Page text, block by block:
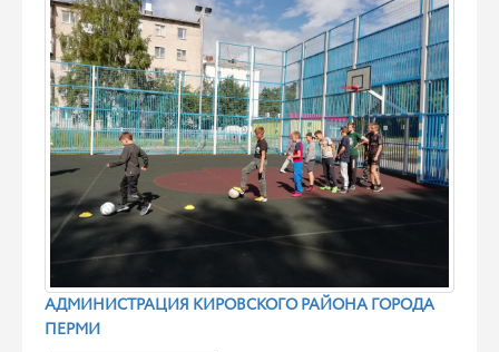
АДМИНИСТРАЦИЯ КИРОВСКОГО РАЙОНА ГОРОДА
ПЕРМИ